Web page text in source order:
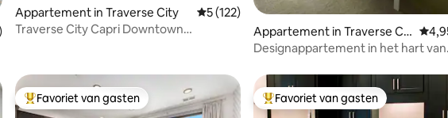
beoordeling van 4,91 uit 5, 189 recensies
Appartement in Traverse City Gemiddelde beoordeling van 5 uit 5, 122
5 (122)
Traverse City Capri Downtown
Appartement in Traverse Cit
y
Designappartement in het hart van
Topfavoriet van gasten
Favoriet van gasten Topfavoriet van gasten
Favoriet van gasten